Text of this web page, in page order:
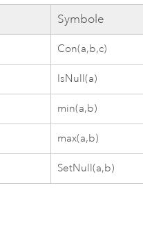
Symbole
Con(a,b,c)
IsNull(a)
min(a,b)
max(a,b)
SetNull(a,b)